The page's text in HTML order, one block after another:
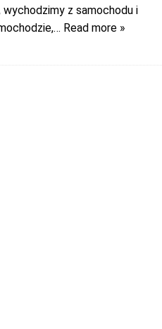
z samochodu i
… Read more »